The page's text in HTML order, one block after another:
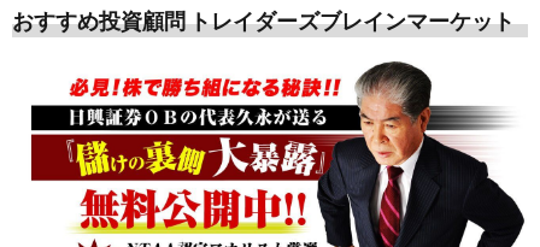
おすすめ投資顧問 トレイダーズブレインマーケット